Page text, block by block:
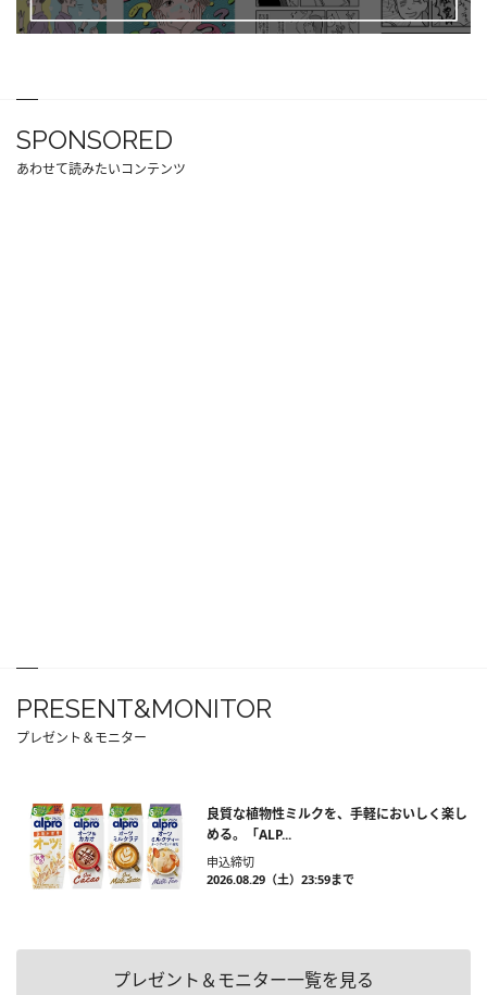
SPONSORED
あわせて読みたいコンテンツ
PRESENT&MONITOR
プレゼント＆モニター
良質な植物性ミルクを、手軽においしく楽し
める。「ALP...
申込締切
2026.08.29（土）23:59まで
プレゼント＆モニター一覧を見る